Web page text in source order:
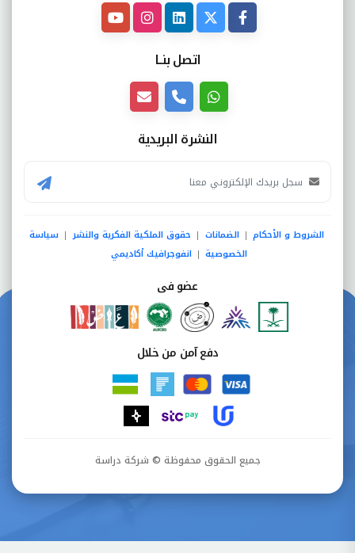
اتصل بنــا
النشرة البريدية
الشروط و الأحكام | الضمانات | حقوق الملكية الفكرية والنشر | سياسة
الخصوصية | انفوجرافيك أكاديمي
عضو فى
دفع آمن من خلال
جميع الحقوق محفوظة © شركة دراسة